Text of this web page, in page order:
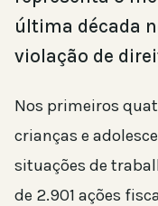
última década
violação de
Nos primeiros
crianças e
situações de
de 2.901 ações